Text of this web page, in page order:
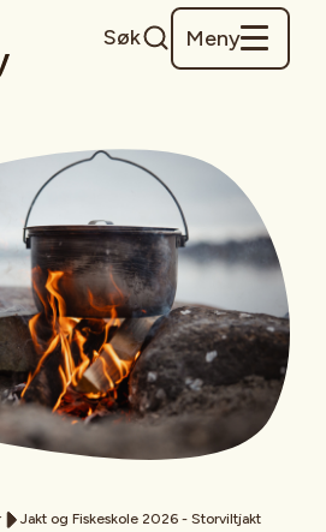
Søk Meny
Jakt og Fiskeskole 2026 - Storviltjakt